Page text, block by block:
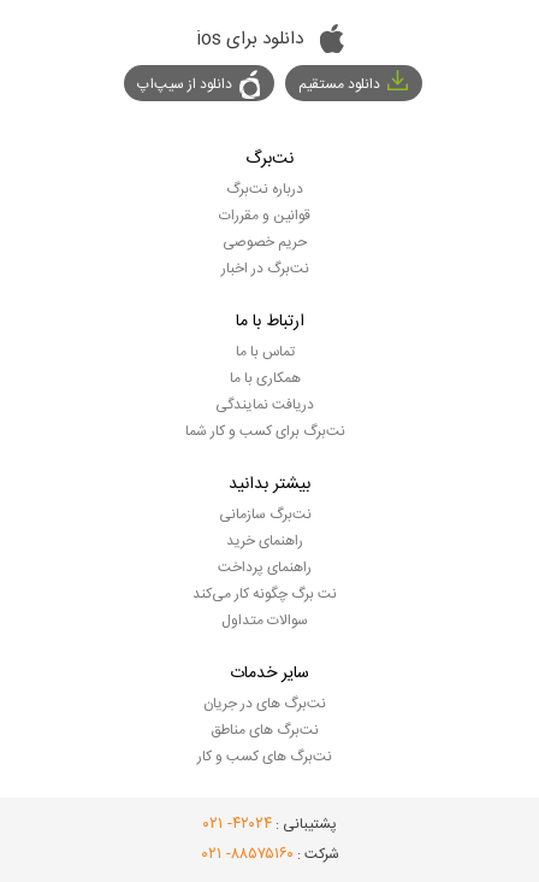
دانلود برای ios
دانلود مستقیم دانلود از سیپ‌اپ
نت‌برگ
درباره نت‌برگ
قوانین و مقررات
حریم خصوصی
نت‌برگ در اخبار
ارتباط با ما
تماس با ما
همکاری با ما
دریافت نمایندگی
نت‌برگ برای کسب و کار شما
بیشتر بدانید
نت‌برگ سازمانی
راهنمای خرید
راهنمای پرداخت
نت برگ چگونه کار می‌کند
سوالات متداول
سایر خدمات
نت‌برگ های در جریان
نت‌برگ های مناطق
نت‌برگ های کسب و کار
پشتیبانی : ۴۲۰۲۴- ۰۲۱
شرکت : ۸۸۵۷۵۱۶۰- ۰۲۱